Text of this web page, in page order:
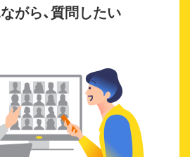
がら、質問したい